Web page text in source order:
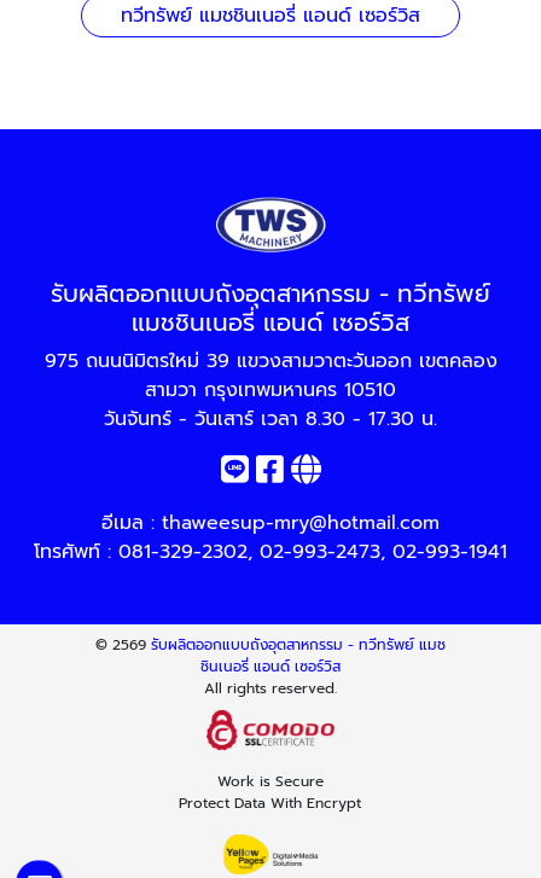
ทวีทรัพย์ แมชชินเนอรี่ แอนด์ เซอร์วิส
รับผลิตออกแบบถังอุตสาหกรรม - ทวีทรัพย์
แมชชินเนอรี่ แอนด์ เซอร์วิส
975 ถนนนิมิตรใหม่ 39 แขวงสามวาตะวันออก เขตคลอง
สามวา กรุงเทพมหานคร 10510
วันจันทร์ - วันเสาร์ เวลา 8.30 - 17.30 น.
อีเมล : thaweesup-mry@hotmail.com
โทรศัพท์ : 081-329-2302, 02-993-2473, 02-993-1941
© 2569 รับผลิตออกแบบถังอุตสาหกรรม - ทวีทรัพย์ แมช
ชินเนอรี่ แอนด์ เซอร์วิส
All rights reserved.
Work is Secure
Protect Data With Encrypt